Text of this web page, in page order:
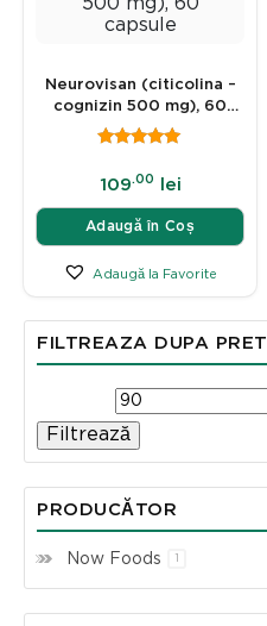
FILTREAZA DUPA PRET
Filtrează
PRODUCĂTOR
Now Foods
Neurovisan (citicolina –
cognizin 500 mg), 60
capsule
109.00 lei
Adaugă în Coș
Adaugă la Favorite